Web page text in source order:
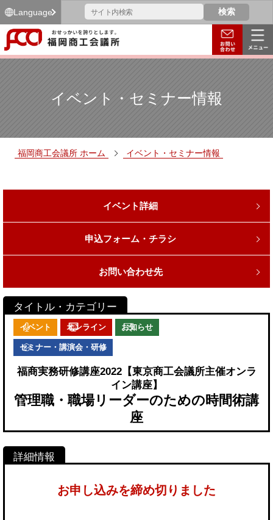
Language
イベント・セミナー情報
福岡商工会議所 ホーム イベント・セミナー情報
イベント詳細
申込フォーム・チラシ
お問い合わせ先
イベント オンライン お知らせ
セミナー・講演会・研修
福商実務研修講座2022【東京商工会議所主催オンラ
イン講座】
管理職・職場リーダーのための時間術講
座
お申し込みを締め切りました